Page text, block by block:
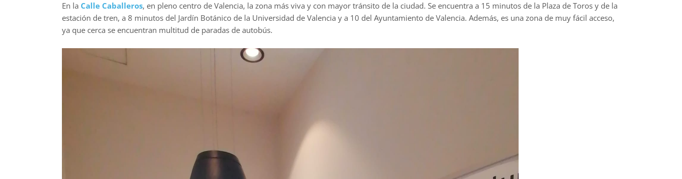
En la Calle Caballeros, en pleno centro de Valencia, la zona más viva y con mayor tránsito de la ciudad. Se encuentra a 15 minutos de la Plaza de Toros y de la
estación de tren, a 8 minutos del Jardín Botánico de la Universidad de Valencia y a 10 del Ayuntamiento de Valencia. Además, es una zona de muy fácil acceso,
ya que cerca se encuentran multitud de paradas de autobús.